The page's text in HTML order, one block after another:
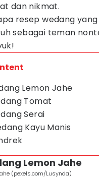
dan nikmat.
resep wedang
sebagai teman
Lemon Jahe
Tomat
Serai
Kayu Manis
Lemon Jahe
(pexels.com/Lusynda)